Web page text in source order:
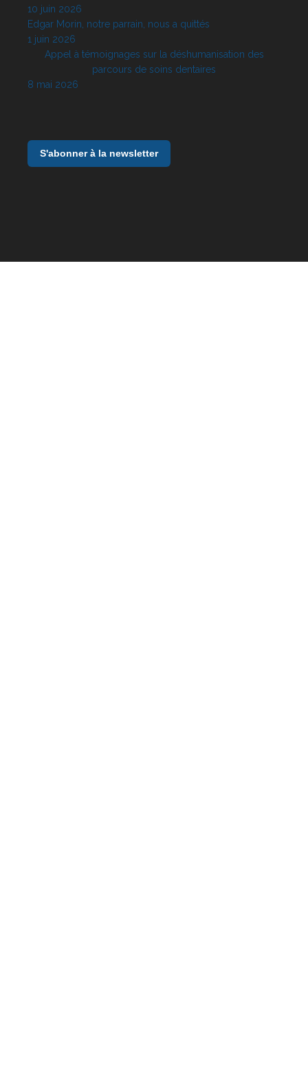
10 juin 2026
Edgar Morin, notre parrain, nous a quittés
1 juin 2026
Appel à témoignages sur la déshumanisation des
parcours de soins dentaires
8 mai 2026
S'abonner à la newsletter